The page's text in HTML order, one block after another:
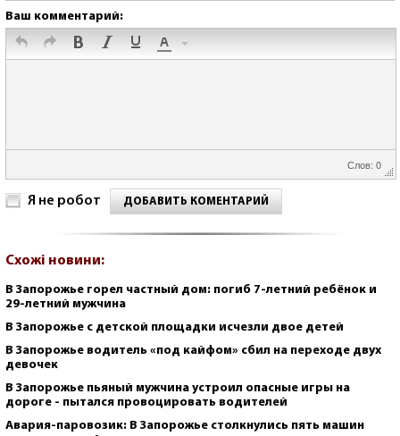
Ваш комментарий:
Слов: 0
Я не робот ДОБАВИТЬ КОМЕНТАРИЙ
Схожі новини:
В Запорожье горел частный дом: погиб 7-летний ребёнок и
29-летний мужчина
В Запорожье с детской площадки исчезли двое детей
В Запорожье водитель «под кайфом» сбил на переходе двух
девочек
В Запорожье пьяный мужчина устроил опасные игры на
дороге - пытался провоцировать водителей
Авария-паровозик: В Запорожье столкнулись пять машин